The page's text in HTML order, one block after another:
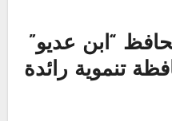
“ابن عديو”
تنموية رائدة